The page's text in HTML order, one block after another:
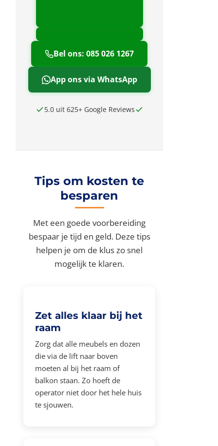
Bel ons: 085 026 1267
App ons via WhatsApp
5.0 uit 625+ Google Reviews
Tips om kosten te
besparen
Met een goede voorbereiding
bespaar je tijd en geld. Deze tips
helpen je om de klus zo snel
mogelijk te klaren.
Zet alles klaar bij het
raam
Zorg dat alle meubels en dozen
die via de lift naar boven
moeten al bij het raam of
balkon staan. Zo hoeft de
operator niet door het hele huis
te sjouwen.